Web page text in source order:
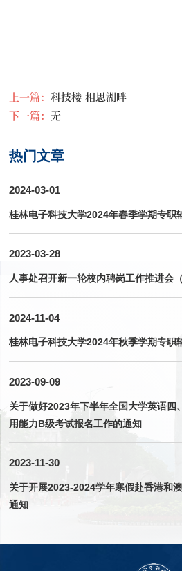
上一篇：科技楼-相思湖畔
下一篇： 无
热门文章
2024-03-01
桂林电子科技大学2024年春季学期专职
2023-03-28
人事处召开新一轮校内聘岗工作推进会（
2024-11-04
桂林电子科技大学2024年秋季学期专职
2023-09-09
关于做好2023年下半年全国大学英语四
用能力B级考试报名工作的通知
2023-11-30
关于开展2023-2024学年寒假赴香港和
通知